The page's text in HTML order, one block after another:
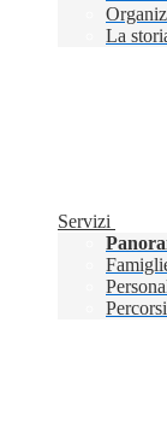
La
Servizi